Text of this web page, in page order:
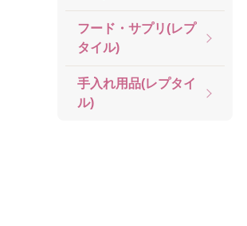
フード・サプリ(レプ
タイル)
手入れ用品(レプタイ
ル)